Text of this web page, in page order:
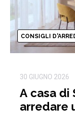
CONSIGLI
30 GIUGNO 2026
A casa di
arredare